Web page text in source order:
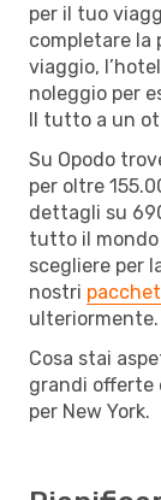
per il tuo
completare la
viaggio,
noleggio per
Il tutto a un
Su Opodo
per oltre
dettagli su
tutto il
scegliere per
nostri
ulteriormente.
Cosa stai
grandi offerte
per New York.